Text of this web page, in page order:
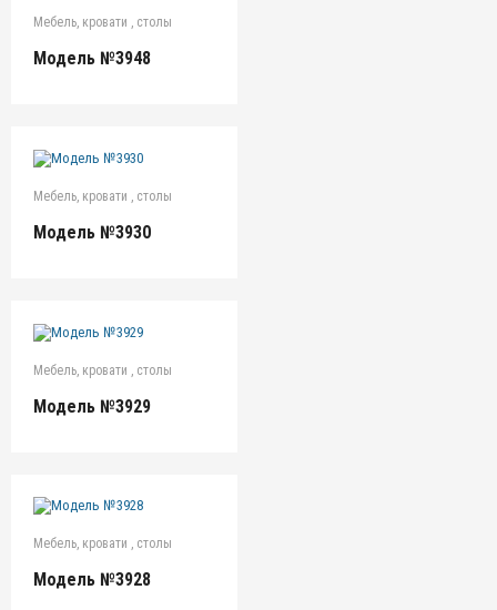
Мебель, кровати , столы
Модель №3948
Мебель, кровати , столы
Модель №3930
Мебель, кровати , столы
Модель №3929
Мебель, кровати , столы
Модель №3928